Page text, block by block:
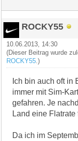
ROCKY55
10.06.2013, 14:30
(Dieser Beitrag wurde
ROCKY55 .)
Ich bin auch oft in
immer mit Sim-
gefahren. Je
Land eine
Da ich im